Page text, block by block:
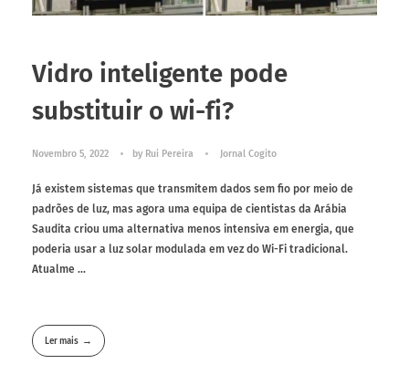
Vidro inteligente pode
substituir o wi-fi?
Novembro 5, 2022 by Rui Pereira Jornal Cogito
Já existem sistemas que transmitem dados sem fio por meio de
padrões de luz, mas agora uma equipa de cientistas da Arábia
Saudita criou uma alternativa menos intensiva em energia, que
poderia usar a luz solar modulada em vez do Wi-Fi tradicional.
Atualme ...
Ler mais